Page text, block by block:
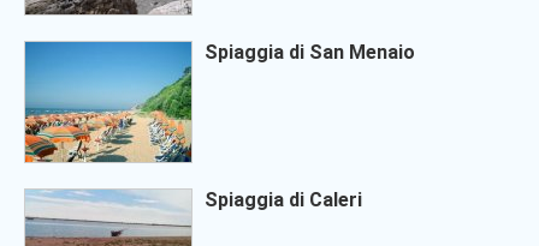
Spiaggia di San Menaio
Spiaggia di Caleri